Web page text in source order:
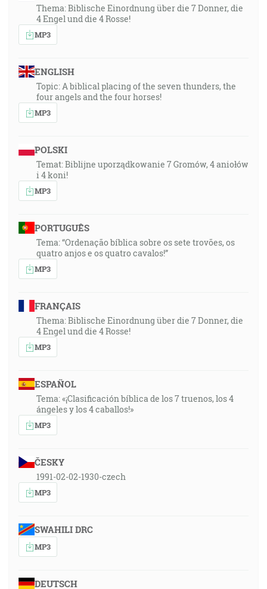
Thema: Biblische Einordnung über die 7 Donner, die
4 Engel und die 4 Rosse!
MP3
ENGLISH
Topic: A biblical placing of the seven thunders, the
four angels and the four horses!
MP3
POLSKI
Temat: Biblijne uporządkowanie 7 Gromów, 4 aniołów
i 4 koni!
MP3
PORTUGUÊS
Tema: “Ordenação bíblica sobre os sete trovões, os
quatro anjos e os quatro cavalos!”
MP3
FRANÇAIS
Thema: Biblische Einordnung über die 7 Donner, die
4 Engel und die 4 Rosse!
MP3
ESPAÑOL
Tema: «¡Clasificación bíblica de los 7 truenos, los 4
ángeles y los 4 caballos!»
MP3
ČESKY
1991-02-02-1930-czech
MP3
SWAHILI DRC
MP3
DEUTSCH